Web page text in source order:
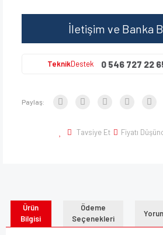
İletişim ve Banka
TeknikDestek 0 546 727 22
Paylaş:
Tavsiye Et Fiyatı
Ürün
Bilgisi
Ödeme
Seçenekleri